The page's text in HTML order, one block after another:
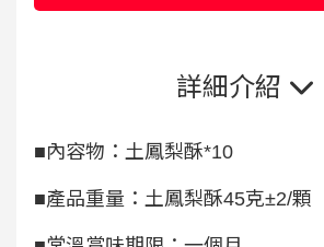
詳細介紹
■內容物：土鳳梨酥*10
■產品重量：土鳳梨酥45克±2/顆